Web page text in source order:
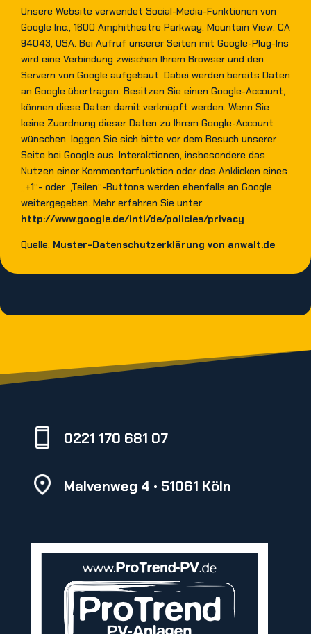
Unsere Website verwendet Social-Media-Funktionen von
Google Inc., 1600 Amphitheatre Parkway, Mountain View, CA
94043, USA. Bei Aufruf unserer Seiten mit Google-Plug-Ins
wird eine Verbindung zwischen Ihrem Browser und den
Servern von Google aufgebaut. Dabei werden bereits Daten
an Google übertragen. Besitzen Sie einen Google-Account,
können diese Daten damit verknüpft werden. Wenn Sie
keine Zuordnung dieser Daten zu Ihrem Google-Account
wünschen, loggen Sie sich bitte vor dem Besuch unserer
Seite bei Google aus. Interaktionen, insbesondere das
Nutzen einer Kommentarfunktion oder das Anklicken eines
„+1“- oder „Teilen“-Buttons werden ebenfalls an Google
weitergegeben. Mehr erfahren Sie unter
http://www.google.de/intl/de/policies/privacy
Quelle: Muster-Datenschutzerklärung von anwalt.de
0221 170 681 07
Malvenweg 4 • 51061 Köln